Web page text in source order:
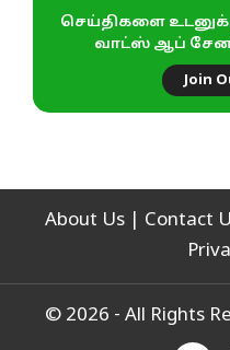
செய்திகளை
வாட்ஸ் ஆப்
Join
About Us Contact
© 2026 - All Rights